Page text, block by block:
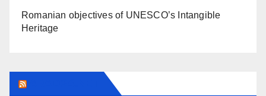
Romanian objectives of UNESCO’s Intangible
Heritage